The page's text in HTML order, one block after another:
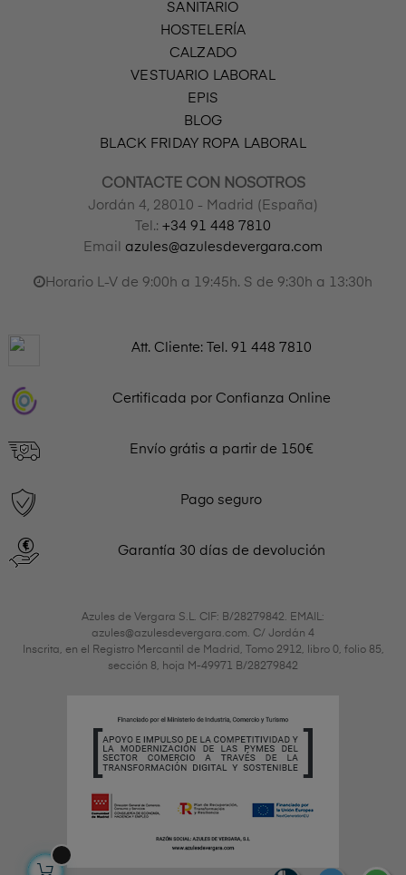
SANITARIO
HOSTELERÍA
CALZADO
VESTUARIO LABORAL
EPIS
BLOG
BLACK FRIDAY ROPA LABORAL
CONTACTE CON NOSOTROS
Jordán 4, 28010 - Madrid (España)
Tel.: +34 91 448 7810
Email azules@azulesdevergara.com
Horario L-V de 9:00h a 19:45h. S de 9:30h a 13:30h
Att. Cliente: Tel. 91 448 7810
Certificada por Confianza Online
Envío grátis a partir de 150€
Pago seguro
Garantía 30 días de devolución
Azules de Vergara S.L. CIF: B/28279842. EMAIL:
azules@azulesdevergara.com. C/ Jordán 4
Inscrita, en el Registro Mercantil de Madrid, Tomo 2912, libro 0, folio 85,
sección 8, hoja M-49971 B/28279842